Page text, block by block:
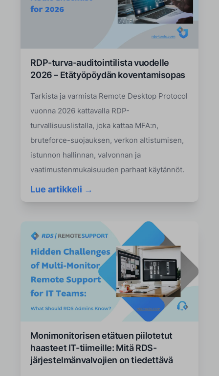
RDP-turva-auditointilista vuodelle
2026 – Etätyöpöydän koventamisopas
Tarkista ja varmista Remote Desktop Protocol
vuonna 2026 kattavalla RDP-
turvallisuuslistalla, joka kattaa MFA:n,
bruteforce-suojauksen, verkon altistumisen,
istunnon hallinnan, valvonnan ja
vaatimustenmukaisuuden parhaat käytännöt.
Lue artikkeli →
Monimonitorisen etätuen piilotetut
haasteet IT-tiimeille: Mitä RDS-
järjestelmänvalvojien on tiedettävä